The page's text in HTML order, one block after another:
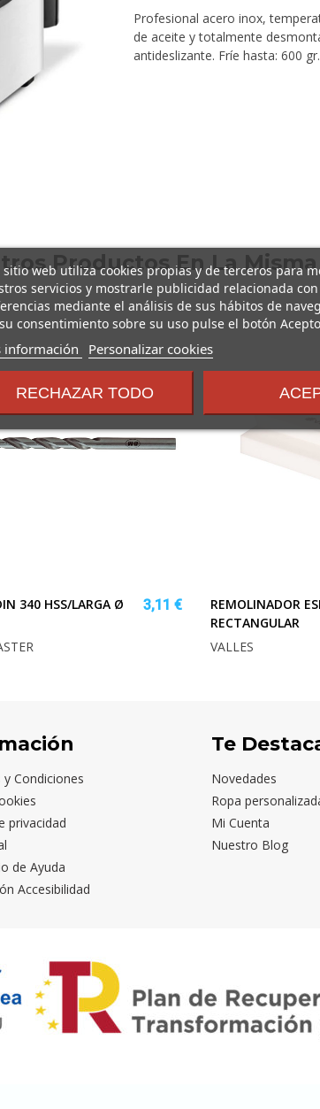
Profesional acero inox,
de aceite y totalmente
antideslizante. Fríe hasta: 600 gr.
Productos En La
340 HSS/LARGA Ø
3,11 €
REMOLINADOR
RECTANGULAR
VALLES
Condiciones
privacidad
de Ayuda
Accesibilidad
Te
Novedades
Ropa
Mi Cuenta
Nuestro Blog
sitio web utiliza cookies propias y de terceros para
servicios y mostrarle publicidad relacionada con
mediante el análisis de sus hábitos de
consentimiento sobre su uso pulse el botón
información
sobre
y
condiciones
Personalizar cookies
RECHAZAR TODO